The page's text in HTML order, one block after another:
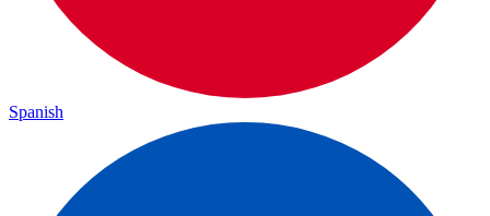
Spanish